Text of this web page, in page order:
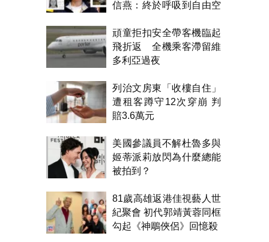
信燕：終於呼吸到自由空
頑童拒扣安全帶客機臨起
飛折返 全機乘客滯留維
多利亞過夜
列治文房東「收樓自住」
遭租客蹲守12次穿崩 判
賠3.6萬元
美國參議員不解杜魯多與
姬蒂派莉放閃為什麼總能
被拍到？
81歲高雄返港佳視藝人世
紀聚會 初代郭靖黃蓉同框
勾起《神鵰俠侶》回憶殺